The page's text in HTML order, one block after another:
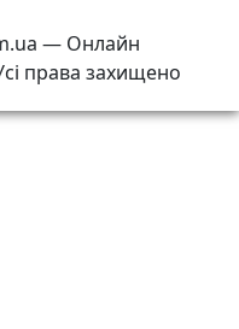
— Онлайн
права захищено